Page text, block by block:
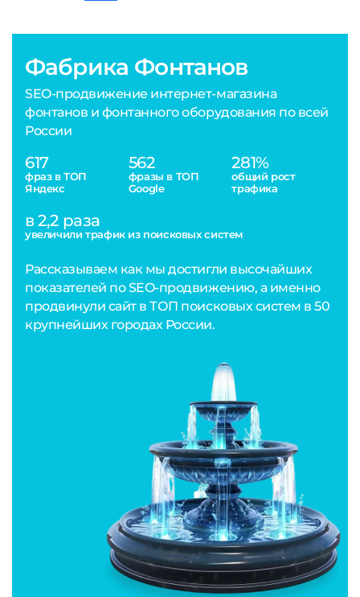
Фабрика Фонтанов
SEO-продвижение интернет-магазина
фонтанов и фонтанного оборудования по всей
России
617
фраз в ТОП
Яндекс
562
фразы в ТОП
Google
281%
общий рост
трафика
в 2,2 раза
увеличили трафик из поисковых систем
Рассказываем как мы достигли высочайших
показателей по SEO-продвижению, а именно
продвинули сайт в ТОП поисковых систем в 50
крупнейших городах России.